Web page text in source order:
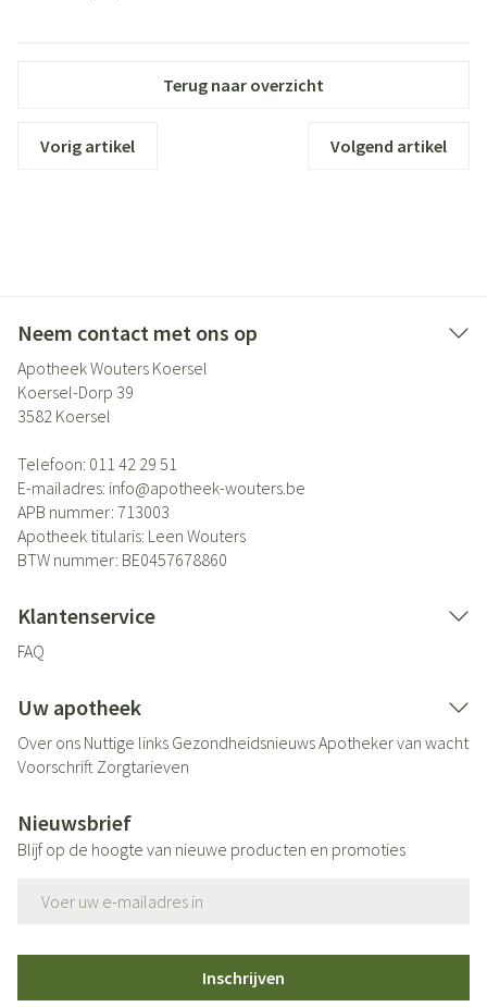
Terug naar overzicht
Vorig artikel Volgend artikel
Neem contact met ons op
Apotheek Wouters Koersel
Koersel-Dorp 39
3582 Koersel
Telefoon: 011 42 29 51
E-mailadres: info@apotheek-wouters.be
APB nummer: 713003
Apotheek titularis: Leen Wouters
BTW nummer: BE0457678860
Klantenservice
FAQ
Uw apotheek
Over ons Nuttige links GezondheidsnieuwsApotheker van wacht
Voorschrift Zorgtarieven
Nieuwsbrief
Blijf op de hoogte van nieuwe producten en promoties
Inschrijven